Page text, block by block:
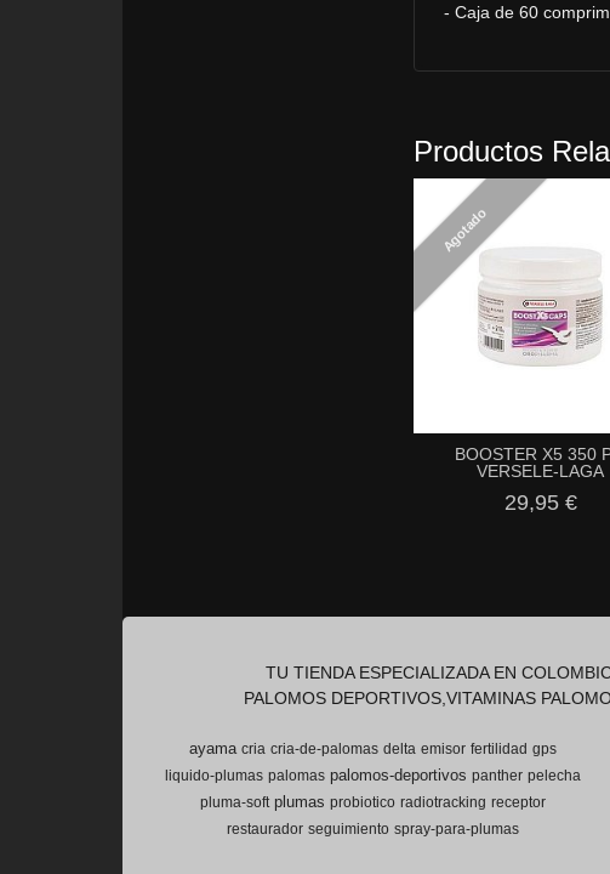
- Caja de 60
Productos
Agotado
BOOSTER X5 350
VERSELE-LAGA
29,95 €
TU TIENDA ESPECIALIZADA EN
PALOMOS DEPORTIVOS,VITAMINAS
ayama cria cria-de-palomas delta emisor fertilidad gps
liquido-plumas palomas palomos-deportivos panther pelecha
pluma-soft plumas probiotico radiotracking receptor
restaurador seguimiento spray-para-plumas